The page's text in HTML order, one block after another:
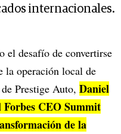
internacionales.
el desafío de convertirse
la operación local de
Prestige Auto, Daniel
CEO Summit
de la